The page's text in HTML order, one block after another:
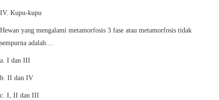
IV. Kupu-kupu
Hewan yang mengalami metamorfosis 3 fase atau metamorfosis tidak
sempurna adalah....
a. I dan III
b. II dan IV
c. I, II dan III